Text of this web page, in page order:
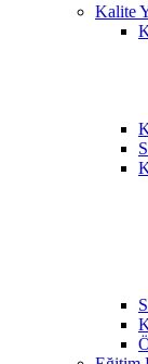
Kalite